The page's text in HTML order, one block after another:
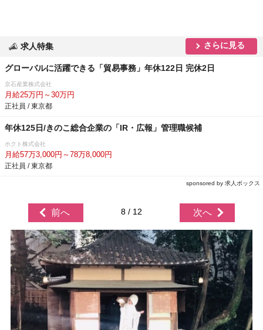
求人特集 さらに見る
グローバルに活躍できる「貿易事務」年休122日 完休2日
京石産業株式会社
月給25万円～30万円
正社員 / 東京都
年休125日/きのこ総合企業の「IR・広報」管理職候補
ホクト株式会社
月給57万3,000円～78万8,000円
正社員 / 東京都
sponsored by 求人ボックス
前へ 8 / 12 次へ